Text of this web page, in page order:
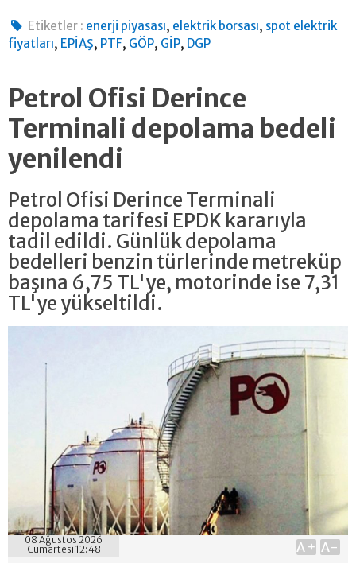
Etiketler : enerji piyasası, elektrik borsası, spot elektrik
fiyatları, EPİAŞ, PTF, GÖP, GİP, DGP
Petrol Ofisi Derince
Terminali depolama bedeli
yenilendi
Petrol Ofisi Derince Terminali
depolama tarifesi EPDK kararıyla
tadil edildi. Günlük depolama
bedelleri benzin türlerinde metreküp
başına 6,75 TL'ye, motorinde ise 7,31
TL'ye yükseltildi.
08 Ağustos 2026
Cumartesi 12:48
A+ A-